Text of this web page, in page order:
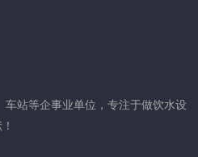
站等企事业单位，专注于做饮水设